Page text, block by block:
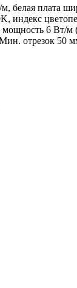
белая плата
мощность 6 Вт/м
отрезок 50